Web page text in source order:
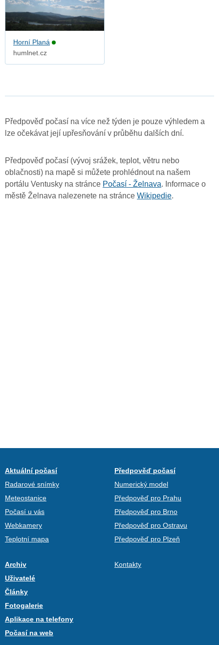
Horní Planá
humlnet.cz
Předpověď počasí na více než týden je pouze výhledem a
lze očekávat její upřesňování v průběhu dalších dní.
Předpověď počasí (vývoj srážek, teplot, větru nebo
oblačnosti) na mapě si můžete prohlédnout na našem
portálu Ventusky na stránce Počasí - Želnava. Informace o
městě Želnava nalezenete na stránce Wikipedie.
Aktuální počasí
Radarové snímky
Meteostanice
Počasí u vás
Webkamery
Teplotní mapa
Předpověď počasí
Numerický model
Předpověď pro Prahu
Předpověď pro Brno
Předpověď pro Ostravu
Předpověď pro Plzeň
Archiv
Uživatelé
Články
Fotogalerie
Aplikace na telefony
Počasí na web
Kontakty